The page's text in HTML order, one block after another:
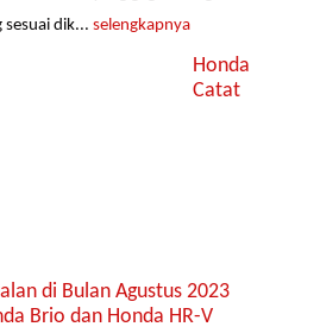
sesuai dik...selengkapnya
Honda
Catat
di Bulan Agustus 2023
Brio dan Honda HR-V